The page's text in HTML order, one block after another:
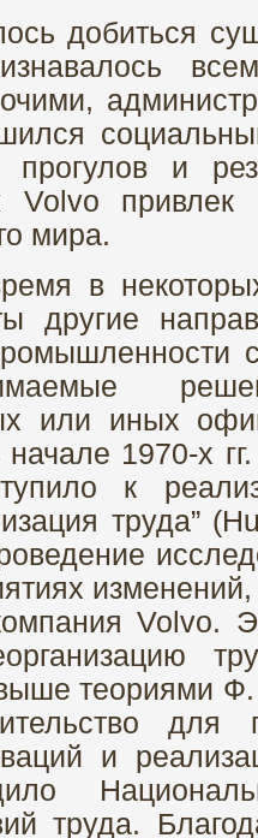
добиться
прогулов и
Volvo
мира.
в
другие
или иных
1970-х
к
труда”
Volvo.
теориями
для
и
труда.